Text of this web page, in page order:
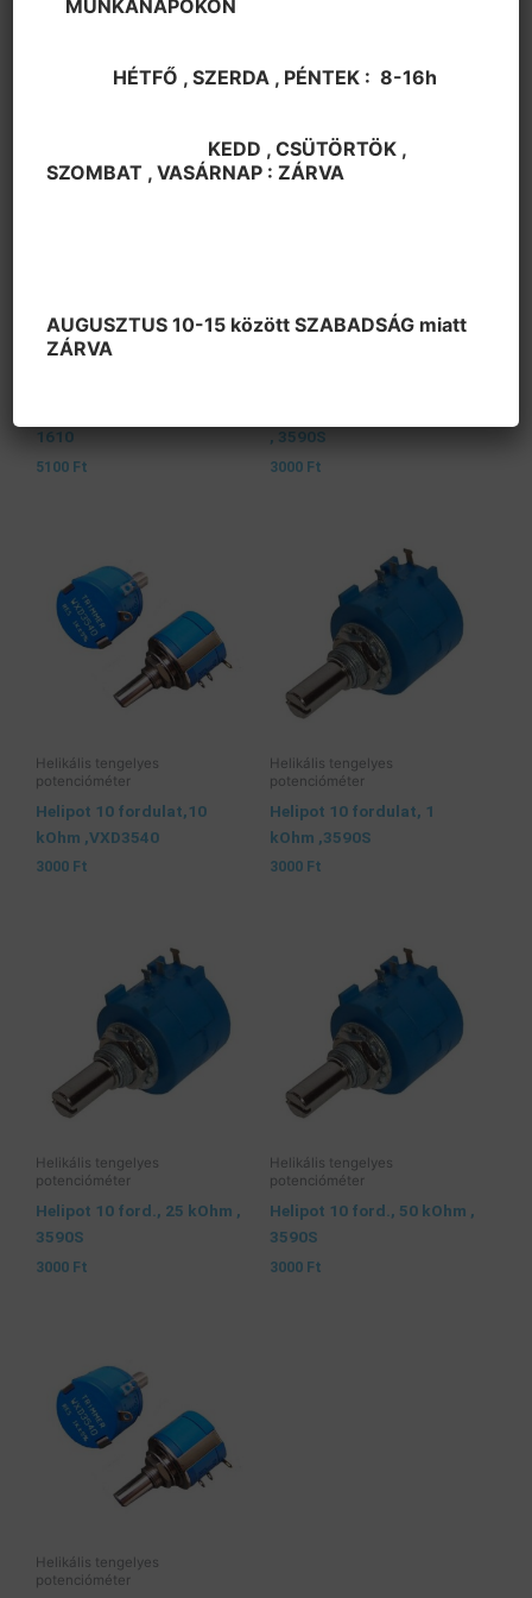
1610
5100 Ft
, 3590S
3000 Ft
Helikális tengelyes
potencióméter
Helipot 10 fordulat,10
kOhm ,VXD3540
3000 Ft
Helikális tengelyes
potencióméter
Helipot 10 fordulat, 1
kOhm ,3590S
3000 Ft
Helikális tengelyes
potencióméter
Helipot 10 ford., 25 kOhm ,
3590S
3000 Ft
Helikális tengelyes
potencióméter
Helipot 10 ford., 50 kOhm ,
3590S
3000 Ft
Helikális tengelyes
potencióméter
MUNKANAPOKON
HÉTFŐ , SZERDA , PÉNTEK : 8-16h
KEDD , CSÜTÖRTÖK ,
SZOMBAT , VASÁRNAP : ZÁRVA
AUGUSZTUS 10-15 között SZABADSÁG miatt
ZÁRVA